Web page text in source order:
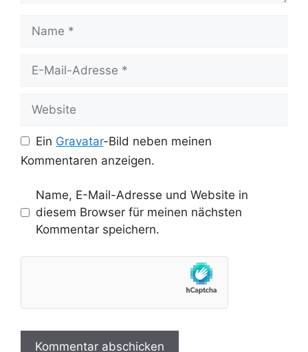
Mail-
Ein Gravatar-Bild neben meinen
Kommentaren anzeigen.
Name, E-Mail-Adresse und Website in
diesem Browser für meinen nächsten
Kommentar speichern.